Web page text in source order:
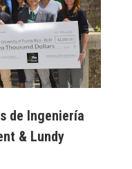
de Ingeniería
& Lundy